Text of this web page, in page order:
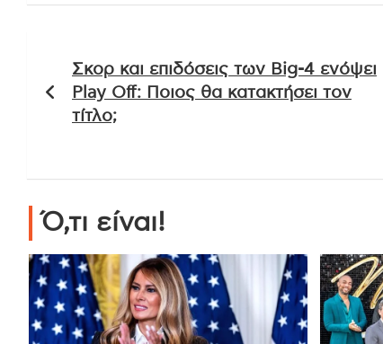
άρθρων
Σκορ και επιδόσεις των Big-4 ενόψει
Play Off: Ποιος θα κατακτήσει τον
τίτλο;
Ό,τι είναι!